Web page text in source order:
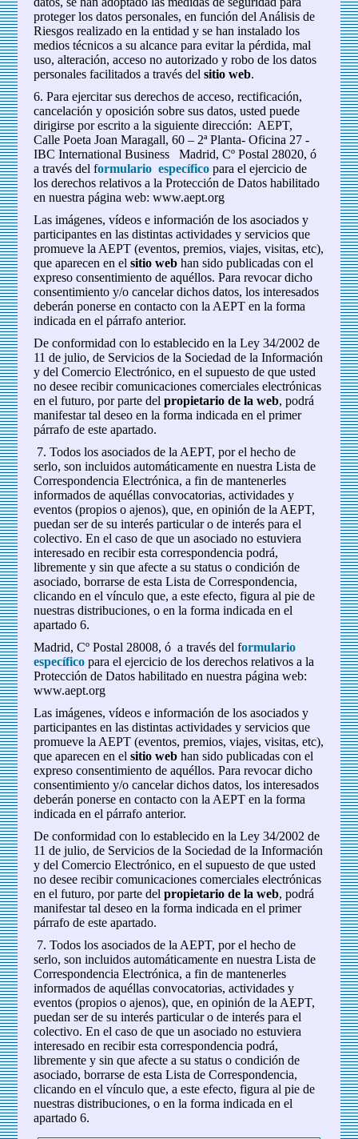
proteger los datos personales, en función del Análisis de
Riesgos realizado en la entidad y se han instalado los
medios técnicos a su alcance para evitar la pérdida, mal
uso, alteración, acceso no autorizado y robo de los datos
personales facilitados a través delsitio web.
6. Para ejercitar sus derechos de acceso, rectificación,
cancelación y oposición sobre sus datos, usted puede
dirigirse por escrito a la siguiente dirección: AEPT,
Calle Poeta Joan Maragall, 60 – 2ª Planta- Oficina 27 -
IBC International Business Madrid, Cº Postal 28020, ó
a través del formulario específico para el ejercicio de
los derechos relativos a la Protección de Datos habilitado
en nuestra página web: www.aept.org
Las imágenes, vídeos e información de los asociados y
participantes en las distintas actividades y servicios que
promueve la AEPT (eventos, premios, viajes, visitas, etc),
que aparecen en elsitio web han sido publicadas con el
expreso consentimiento de aquéllos. Para revocar dicho
consentimiento y/o cancelar dichos datos, los interesados
deberán ponerse en contacto con la AEPT en la forma
indicada en el párrafo anterior.
De conformidad con lo establecido en la Ley 34/2002 de
11 de julio, de Servicios de la Sociedad de la Información
y del Comercio Electrónico, en el supuesto de que usted
no desee recibir comunicaciones comerciales electrónicas
en el futuro, por parte delpropietario de la web, podrá
manifestar tal deseo en la forma indicada en el primer
párrafo de este apartado.
7. Todos los asociados de la AEPT, por el hecho de
serlo, son incluidos automáticamente en nuestra Lista de
Correspondencia Electrónica, a fin de mantenerles
informados de aquéllas convocatorias, actividades y
eventos (propios o ajenos), que, en opinión de la AEPT,
puedan ser de su interés particular o de interés para el
colectivo. En el caso de que un asociado no estuviera
interesado en recibir esta correspondencia podrá,
libremente y sin que afecte a su status o condición de
asociado, borrarse de esta Lista de Correspondencia,
clicando en el vínculo que, a este efecto, figura al pie de
nuestras distribuciones, o en la forma indicada en el
apartado 6.
Madrid, Cº Postal 28008, ó a través del formulario
específico para el ejercicio de los derechos relativos a la
Protección de Datos habilitado en nuestra página web:
www.aept.org
Las imágenes, vídeos e información de los asociados y
participantes en las distintas actividades y servicios que
promueve la AEPT (eventos, premios, viajes, visitas, etc),
que aparecen en elsitio web han sido publicadas con el
expreso consentimiento de aquéllos. Para revocar dicho
consentimiento y/o cancelar dichos datos, los interesados
deberán ponerse en contacto con la AEPT en la forma
indicada en el párrafo anterior.
De conformidad con lo establecido en la Ley 34/2002 de
11 de julio, de Servicios de la Sociedad de la Información
y del Comercio Electrónico, en el supuesto de que usted
no desee recibir comunicaciones comerciales electrónicas
en el futuro, por parte delpropietario de la web, podrá
manifestar tal deseo en la forma indicada en el primer
párrafo de este apartado.
7. Todos los asociados de la AEPT, por el hecho de
serlo, son incluidos automáticamente en nuestra Lista de
Correspondencia Electrónica, a fin de mantenerles
informados de aquéllas convocatorias, actividades y
eventos (propios o ajenos), que, en opinión de la AEPT,
puedan ser de su interés particular o de interés para el
colectivo. En el caso de que un asociado no estuviera
interesado en recibir esta correspondencia podrá,
libremente y sin que afecte a su status o condición de
asociado, borrarse de esta Lista de Correspondencia,
clicando en el vínculo que, a este efecto, figura al pie de
nuestras distribuciones, o en la forma indicada en el
apartado 6.